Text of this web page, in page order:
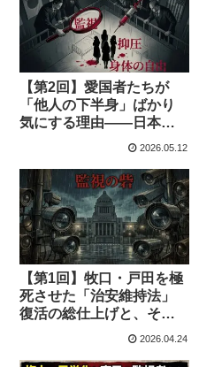
【第2回】愛国者たちが
「他人の下半身」ばかり
気にする理由——日本保
守党から米共和党まで貫
2026.05.12
【第1回】牧口・戸田を極
死させた「治安維持法」
復活の総仕上げと、それ
に加担した南無妙法蓮華
2026.04.24